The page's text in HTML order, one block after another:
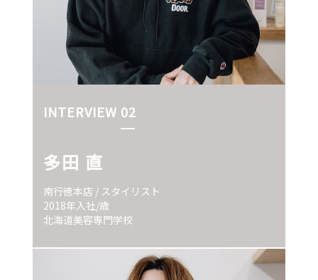
INTERVIEW 02
多田 直
南行徳本店 / スタイリスト
2018年入社/歳
北海道美容専門学校